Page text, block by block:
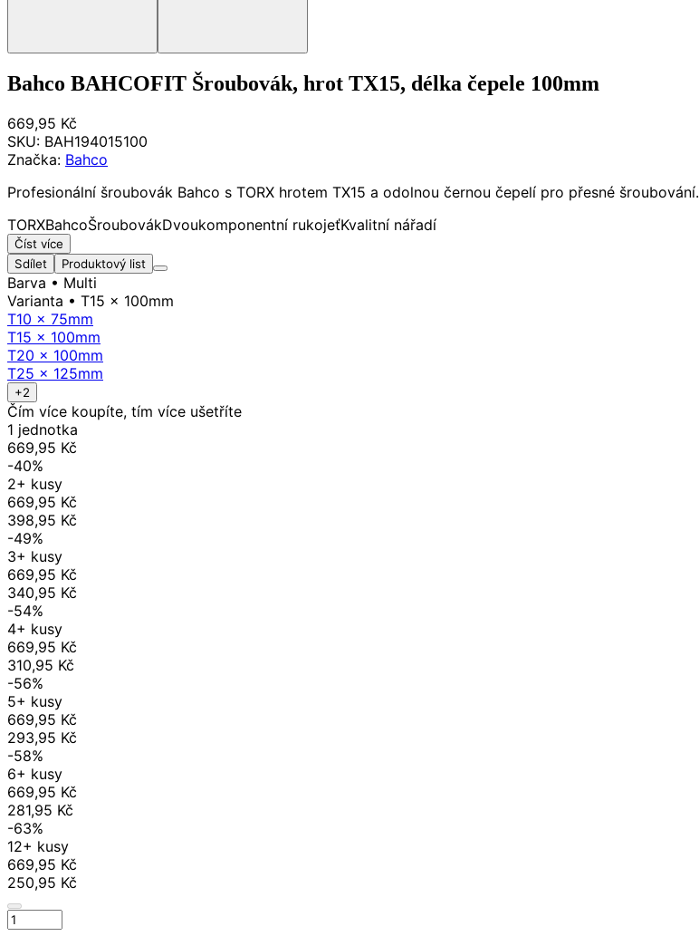
Bahco BAHCOFIT Šroubovák, hrot TX15, délka čepele 100mm
669,95 Kč
SKU: BAH194015100
Značka: Bahco
Profesionální šroubovák Bahco s TORX hrotem TX15 a odolnou černou čepelí pro přesné šroubování.
TORXBahcoŠroubovákDvoukomponentní rukojeťKvalitní nářadí
Číst více
Sdílet
Produktový list
Barva • Multi
Varianta • T15 x 100mm
T10 x 75mm
T15 x 100mm
T20 x 100mm
T25 x 125mm
+2
Čím více koupíte, tím více ušetříte
1 jednotka
669,95 Kč
-40%
2+ kusy
669,95 Kč
398,95 Kč
-49%
3+ kusy
669,95 Kč
340,95 Kč
-54%
4+ kusy
669,95 Kč
310,95 Kč
-56%
5+ kusy
669,95 Kč
293,95 Kč
-58%
6+ kusy
669,95 Kč
281,95 Kč
-63%
12+ kusy
669,95 Kč
250,95 Kč